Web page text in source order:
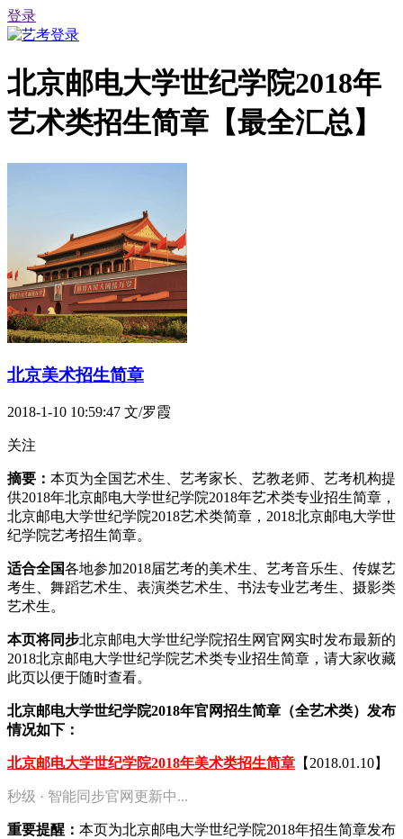
登录
北京邮电大学世纪学院2018年
艺术类招生简章【最全汇总】
北京美术招生简章
2018-1-10 10:59:47 文/罗霞
关注
摘要： 本页为全国艺术生、艺考家长、艺教老师、艺考机构提
供2018年北京邮电大学世纪学院2018年艺术类专业招生简章，
北京邮电大学世纪学院2018艺术类简章，2018北京邮电大学世
纪学院艺考招生简章。
适合全国各地参加2018届艺考的美术生、艺考音乐生、传媒艺
考生、舞蹈艺术生、表演类艺术生、书法专业艺考生、摄影类
艺术生。
本页将同步北京邮电大学世纪学院招生网官网实时发布最新的
2018北京邮电大学世纪学院艺术类专业招生简章，请大家收藏
此页以便于随时查看。
北京邮电大学世纪学院2018年官网招生简章（全艺术类）发布
情况如下：
北京邮电大学世纪学院2018年美术类招生简章 【2018.01.10】
秒级 · 智能同步官网更新中...
重要提醒： 本页为北京邮电大学世纪学院2018年招生简章发布